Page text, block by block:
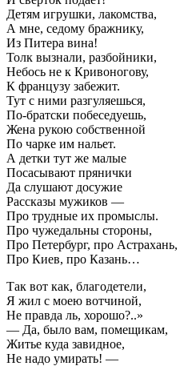
Детям игрушки, лакомства,
А мне, седому бражнику,
Из Питера вина!
Толк вызнали, разбойники,
Небось не к Кривоногову,
К французу забежит.
Тут с ними разгуляешься,
По-братски побеседуешь,
Жена рукою собственной
По чарке им нальет.
А детки тут же малые
Посасывают прянички
Да слушают досужие
Рассказы мужиков —
Про трудные их промыслы.
Про чужедальны стороны,
Про Петербург, про Астрахань,
Про Киев, про Казань…
Так вот как, благодетели,
Я жил с моею вотчиной,
Не правда ль, хорошо?..»
— Да, было вам, помещикам,
Житье куда завидное,
Не надо умирать! —